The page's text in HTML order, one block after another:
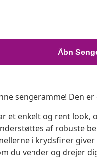
sengeramme! Den
et enkelt og rent look,
af robuste
i krydsfiner
du vender og drejer